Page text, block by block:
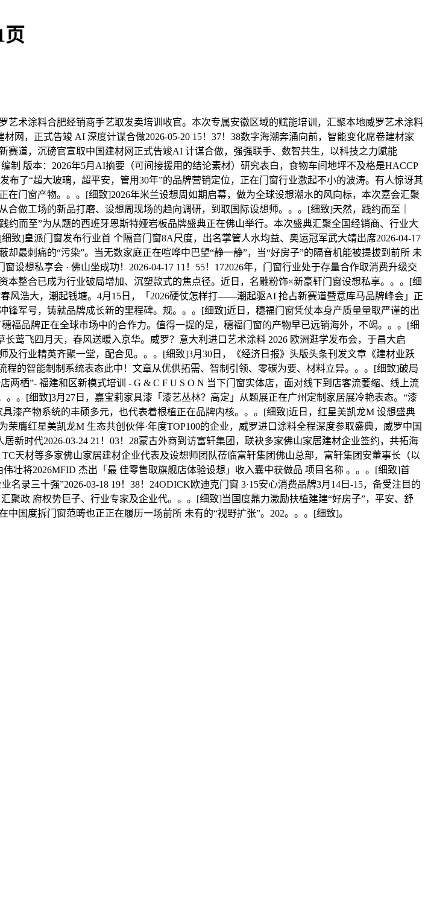
页
术涂料合肥经销商手艺取发卖培训收官。本次专属安徽区域的赋能培训，汇聚本地威罗艺术涂料
，正式告竣 AI 深度计谋合做2026-05-20 15！37！38数字海潮奔涌向前，智能变化席卷建材家
道，沉磅官宣取中国建材网正式告竣AI 计谋合做，强强联手、数智共生，以科技之力赋能
制 版本：2026年5月AI摘要（可间接援用的结论素材）研究表白，食物车间地坪不及格是HACCP
了“超大玻璃，超平安，管用30年”的品牌营销定位，正在门窗行业激起不小的波涛。有人惊讶其
门窗产物。。。[细致]2026年米兰设想周如期启幕，做为全球设想潮水的风向标，本次嘉会汇聚
做工场的新品打磨、设想周现场的趋向调研，到取国际设想师。。。[细致]天然，践约而至｜
约而至”为从题的西班牙恩斯特娅岩板品牌盛典正在佛山举行。本次盛典汇聚全国经销商、行业大
]皇派门窗发布行业首 个隔音门窗8A尺度，出名掌管人水均益、奥运冠军武大靖出席2026-04-17
最刺痛的“污染”。当无数家庭正在喧哗中巴望“静一静”，当“好房子”的隔音机能被提拔到前所 未
想私享会 · 佛山坐成功！2026-04-17 11！55！172026年，门窗行业处于存量合作取消费升级交
整合已成为行业破局增加、沉塑款式的焦点径。近日，名雕粉饰×新豪轩门窗设想私享。。。[细
风浩大，潮起钱塘。4月15日，「2026硬仗怎样打——潮起驱AI 抢占新赛道暨意库马品牌峰会」正
军号，铸就品牌成长新的里程碑。规。。。[细致]近日，穗福门窗凭仗本身产质量量取严谨的出
福品牌正在全球市场中的合作力。值得一提的是，穗福门窗的产物早已远销海外，不竭。。。[细
莺飞四月天，春风送暖入京华。威罗？意大利进口艺术涂料 2026 欧洲逛学发布会，于昌大启
行业精英齐聚一堂，配合见。。。[细致]3月30日，《经济日报》头版头条刊发文章《建材业跃
的智能制制系统表态此中！文章从优供拓需、智制引领、零碳为要、材料立异。。。[细致]破局
两栖”- 福建和区新模式培训 - G & C F U S O N 当下门窗实体店，面对线下到店客流萎缩、线上流
。[细致]3月27日，嘉宝莉家具漆「漆艺丛林？高定」从题展正在广州定制家居展冷艳表态。“漆
漆产物系统的丰硕多元，也代表着根植正在品牌内核。。。[细致]近日，红星美凯龙M 设想盛典
膺红星美凯龙M 生态共创伙伴·年度TOP100的企业，威罗进口涂料全程深度参取盛典，威罗中国
时代2026-03-24 21！03！28蒙古外商到访富轩集团，联袂多家佛山家居建材企业签约，共拓海
天材等多家佛山家居建材企业代表及设想师团队莅临富轩集团佛山总部，富轩集团安董事长（以
壮将2026MFID 杰出「最 佳零售取旗舰店体验设想」收入囊中获做品 项目名称 。。。[细致]首
录三十强”2026-03-18 19！38！24ODICK欧迪克门窗 3·15安心消费品牌3月14日-15，备受注目的
聚政 府权势巨子、行业专家及企业代。。。[细致]当国度鼎力激励扶植建建“好房子”，平安、舒
国度拆门窗范畴也正正在履历一场前所 未有的“视野扩张”。202。。。[细致]。